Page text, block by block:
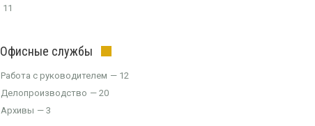
11
Офисные службы
Работа с руководителем
12
Делопроизводство
20
Архивы
3